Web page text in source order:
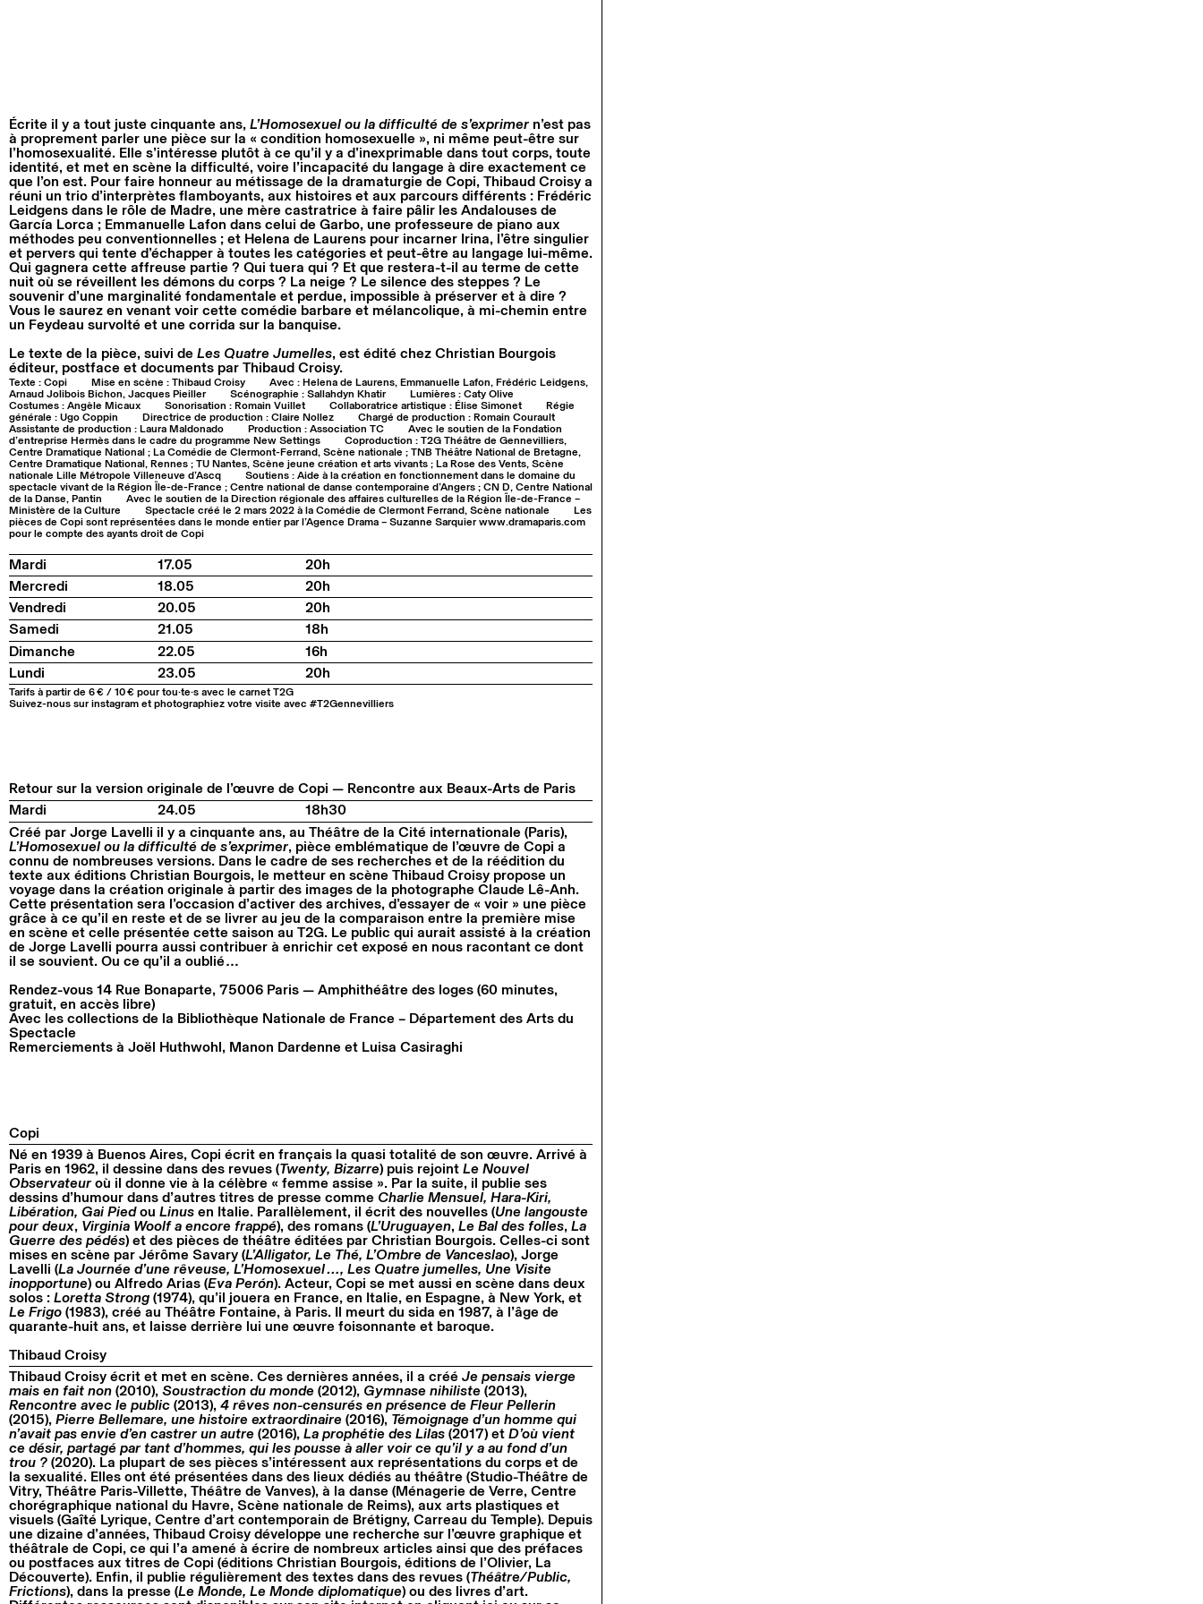
Écrite il y a tout juste cinquante ans, L’Homosexuel ou la difficulté de s’exprimer n’est pas
à proprement parler une pièce sur la « condition homosexuelle », ni même peut-être sur
l’homosexualité. Elle s’intéresse plutôt à ce qu’il y a d’inexprimable dans tout corps, toute
identité, et met en scène la difficulté, voire l’incapacité du langage à dire exactement ce
que l’on est. Pour faire honneur au métissage de la dramaturgie de Copi, Thibaud Croisy a
réuni un trio d’interprètes flamboyants, aux histoires et aux parcours différents : Frédéric
Leidgens dans le rôle de Madre, une mère castratrice à faire pâlir les Andalouses de
García Lorca ; Emmanuelle Lafon dans celui de Garbo, une professeure de piano aux
méthodes peu conventionnelles ; et Helena de Laurens pour incarner Irina, l’être singulier
et pervers qui tente d’échapper à toutes les catégories et peut-être au langage lui-même.
Qui gagnera cette affreuse partie ? Qui tuera qui ? Et que restera-t-il au terme de cette
nuit où se réveillent les démons du corps ? La neige ? Le silence des steppes ? Le
souvenir d’une marginalité fondamentale et perdue, impossible à préserver et à dire ?
Vous le saurez en venant voir cette comédie barbare et mélancolique, à mi-chemin entre
un Feydeau survolté et une corrida sur la banquise.
Le texte de la pièce, suivi de Les Quatre Jumelles, est édité chez Christian Bourgois
éditeur, postface et documents par Thibaud Croisy.
Texte : Copi Mise en scène : Thibaud Croisy
Avec : Helena de Laurens, Emmanuelle Lafon, Frédéric Leidgens,
Arnaud Jolibois Bichon, Jacques Pieiller
Scénographie : Sallahdyn Khatir
Lumières : Caty Olive
Costumes : Angèle Micaux
Sonorisation : Romain Vuillet Collaboratrice artistique : Élise Simonet
Régie
générale : Ugo Coppin
Directrice de production : Claire Nollez
Chargé de production : Romain Courault
Assistante de production : Laura Maldonado
Production : Association TC
Avec le soutien de la Fondation
d’entreprise Hermès dans le cadre du programme New Settings
Coproduction : T2G Théâtre de Gennevilliers,
Centre Dramatique National ; La Comédie de Clermont-Ferrand, Scène nationale ; TNB Théâtre National de Bretagne,
Centre Dramatique National, Rennes ; TU Nantes, Scène jeune création et arts vivants ; La Rose des Vents, Scène
nationale Lille Métropole Villeneuve d’Ascq
Soutiens : Aide à la création en fonctionnement dans le domaine du
spectacle vivant de la Région Île-de-France ; Centre national de danse contemporaine d’Angers ; CN D, Centre National
de la Danse, Pantin
Avec le soutien de la Direction régionale des affaires culturelles de la Région Île-de-France –
Ministère de la Culture
Spectacle créé le 2 mars 2022 à la Comédie de Clermont Ferrand, Scène nationale
Les
pièces de Copi sont représentées dans le monde entier par l’Agence Drama – Suzanne Sarquier www.dramaparis.com
pour le compte des ayants droit de Copi
Mardi 17.05
20h
Mercredi
18.05
20h
Vendredi
20.05
20h
Samedi
21.05
18h
Dimanche
22.05
16h
Lundi
23.05 20h
Tarifs à partir de 6 € / 10 € pour tou·te·s avec le carnet T2G
Suivez-nous sur instagram et photographiez votre visite avec #T2Gennevilliers
Retour sur la version originale de l’œuvre de Copi — Rencontre aux Beaux-Arts de Paris
Mardi
24.05
18h30
Créé par Jorge Lavelli il y a cinquante ans, au Théâtre de la Cité internationale (Paris),
L’Homosexuel ou la difficulté de s’exprimer, pièce emblématique de l’œuvre de Copi a
connu de nombreuses versions. Dans le cadre de ses recherches et de la réédition du
texte aux éditions Christian Bourgois, le metteur en scène Thibaud Croisy propose un
voyage dans la création originale à partir des images de la photographe Claude Lê-Anh.
Cette présentation sera l’occasion d’activer des archives, d’essayer de « voir » une pièce
grâce à ce qu’il en reste et de se livrer au jeu de la comparaison entre la première mise
en scène et celle présentée cette saison au T2G. Le public qui aurait assisté à la création
de Jorge Lavelli pourra aussi contribuer à enrichir cet exposé en nous racontant ce dont
il se souvient. Ou ce qu’il a oublié…
Rendez-vous 14 Rue Bonaparte, 75006 Paris — Amphithéâtre des loges (60 minutes,
gratuit, en accès libre)
Avec les collections de la Bibliothèque Nationale de France – Département des Arts du
Spectacle
Remerciements à Joël Huthwohl, Manon Dardenne et Luisa Casiraghi
Copi
Né en 1939 à Buenos Aires, Copi écrit en français la quasi totalité de son œuvre. Arrivé à
Paris en 1962, il dessine dans des revues (Twenty, Bizarre) puis rejoint Le Nouvel
Observateur où il donne vie à la célèbre « femme assise ». Par la suite, il publie ses
dessins d’humour dans d’autres titres de presse comme Charlie Mensuel, Hara-Kiri,
Libération, Gai Piedou Linus en Italie. Parallèlement, il écrit des nouvelles (Une langouste
pour deux, Virginia Woolf a encore frappé), des romans (L’Uruguayen, Le Bal des folles, La
Guerre des pédés) et des pièces de théâtre éditées par Christian Bourgois. Celles-ci sont
mises en scène par Jérôme Savary (L’Alligator, Le Thé, L’Ombre de Vanceslao), Jorge
Lavelli (La Journée d’une rêveuse, L’Homosexuel…, Les Quatre jumelles, Une Visite
inopportune) ou Alfredo Arias (Eva Perón). Acteur, Copi se met aussi en scène dans deux
solos : Loretta Strong (1974), qu’il jouera en France, en Italie, en Espagne, à New York, et
Le Frigo (1983), créé au Théâtre Fontaine, à Paris. Il meurt du sida en 1987, à l’âge de
quarante-huit ans, et laisse derrière lui une œuvre foisonnante et baroque.
Thibaud Croisy
Thibaud Croisy écrit et met en scène. Ces dernières années, il a créé Je pensais vierge
mais en fait non (2010), Soustraction du monde (2012), Gymnase nihiliste (2013),
Rencontre avec le public (2013), 4 rêves non-censurés en présence de Fleur Pellerin
(2015), Pierre Bellemare, une histoire extraordinaire (2016), Témoignage d’un homme qui
n’avait pas envie d’en castrer un autre (2016), La prophétie des Lilas (2017) et D’où vient
ce désir, partagé par tant d’hommes, qui les pousse à aller voir ce qu’il y a au fond d’un
trou ? (2020). La plupart de ses pièces s’intéressent aux représentations du corps et de
la sexualité. Elles ont été présentées dans des lieux dédiés au théâtre (Studio-Théâtre de
Vitry, Théâtre Paris-Villette, Théâtre de Vanves), à la danse (Ménagerie de Verre, Centre
chorégraphique national du Havre, Scène nationale de Reims), aux arts plastiques et
visuels (Gaîté Lyrique, Centre d’art contemporain de Brétigny, Carreau du Temple). Depuis
une dizaine d’années, Thibaud Croisy développe une recherche sur l’œuvre graphique et
théâtrale de Copi, ce qui l’a amené à écrire de nombreux articles ainsi que des préfaces
ou postfaces aux titres de Copi (éditions Christian Bourgois, éditions de l’Olivier, La
Découverte). Enfin, il publie régulièrement des textes dans des revues (Théâtre/Public,
Frictions), dans la presse (Le Monde, Le Monde diplomatique) ou des livres d’art.